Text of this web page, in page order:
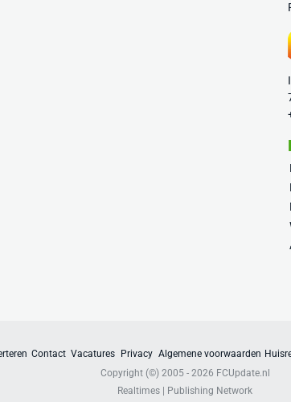
Contact Vacatures Privacy Algemene voorwaarden
Copyright (©) 2005 - 2026 FCUpdate.nl
Realtimes | Publishing Network